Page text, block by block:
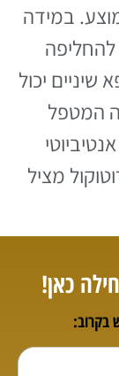
במידה
להחליפה
יכול
המטפל
מציל
כאן!
בקרוב: